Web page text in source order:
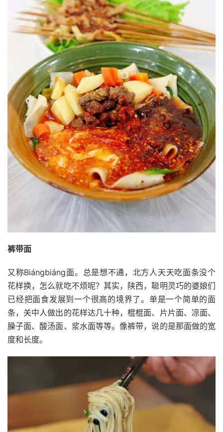
裤带面
又称Biángbiáng面。总是想不通，北方人天天吃面条没个
花样换，怎么就吃不烦呢？其实，陕西，聪明灵巧的婆娘们
已经把面食发展到一个很高的境界了。单是一个简单的面
条，关中人做出的花样达几十种，棍棍面、片片面、凉面、
臊子面、酸汤面、浆水面等等。像裤带，说的是那面做的宽
度和长度。